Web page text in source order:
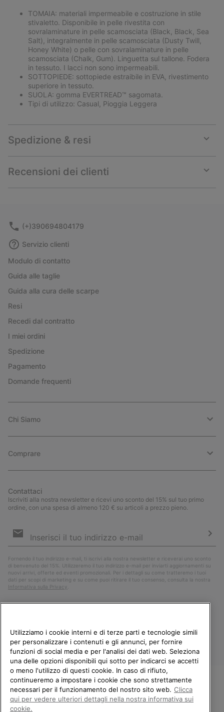
TOMAIA: materiali impermeabile e costruzione in stile
stivaletto. Disponibile in pelle rivestita con
sovralaminature in pelle scamosciata (Black, Black, Sea
Salt), integralmente in pelle scamosciata (Dusty Twill,
Honey White) o pelle con sovralaminature in pelle
scamosciata (Chalk, Gum). Linguetta sul tallone. Fodera
in tessuto. I lacci non sono impermeabili.
SOTTOPIEDE: sottopiede estraibile in EVA, rivestimento
superiore in tessuto.
SUOLA: gomma EVERTREAD™ sagomata.
Tipi di utilizzo: Casual, Pioggia Leggera
Spedizione & resi
or
Recensioni dei clienti
or
(+)390694804179
Servizio clienti
Modulo di contatto
Guida alle taglie
Guida alla cura delle scarpe
Resi
Recedi dal contratto
I miei ordini
Spedizione
Pagamento
Domande frequenti
Chi Siamo
Comprare
Contattaci
Iscriviti alla nostra newsletter e ricevi uno sconto del 15% sul tuo primo
ordine, con una spesa di almeno 120 € su articoli a prezzo pieno.
e-
Fornendo il tuo indirizzo e-mail, ti iscrivi alla nostra newsletter e riceverai uno sconto
di benvenuto del 15%. Utilizzeremo il tuo indirizzo e-mail per inviarti aggiornamenti su
nuovi arrivi, offerte ed eventi promozionali. Per i dettagli su come tratteremo i tuoi
dati per scopi di marketing e su come puoi ritirare il tuo consenso, consulta la nostra
Informativa sulla Privacy
Italia
©2026Columbia Sportswear Company. Avenue des Morgines, 12 1213
Petit-Lancy Switzerland. Tutti i diritti riservati.
BENVENUTO/A IN SOREL.
SELEZIONA IL TUO PAESE DI
Utilizziamo i cookie interni e di terze parti e tecnologie simili
per personalizzare i contenuti e gli annunci, per fornire
funzioni di social media e per l'analisi dei dati web. Seleziona
una delle opzioni disponibili qui sotto per indicarci se accetti
o meno l'utilizzo di questi cookie. In caso di rifiuto,
continueremo a impostare i cookie che sono strettamente
necessari per il funzionamento del nostro sito web. Clicca
qui per vedere ulteriori dettagli nella nostra informativa sui
cookie.